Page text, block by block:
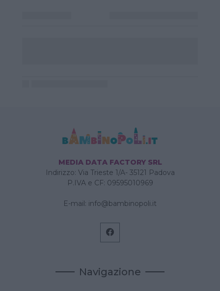
MEDIA DATA FACTORY SRL
Indirizzo: Via Trieste 1/A- 35121 Padova
P.IVA e CF: 09595010969
E-mail: info@bambinopoli.it
Navigazione